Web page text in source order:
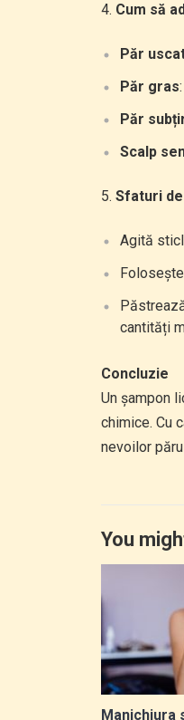
Cum să
Păr
Păr gras
Păr
Scalp
Sfaturi
Agită
cantități
Concluzie
Un șampon
chimice. Cu
nevoilor
You
Manichiura